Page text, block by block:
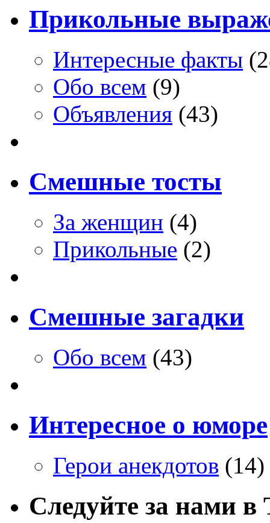
Прикольные
Интересные факты
Обо всем (9)
Объявления (43)
Смешные тосты
За женщин (4)
Прикольные (2)
Смешные загадки
Обо всем (43)
Интересное о юморе
Герои анекдотов (14)
Следуйте за нами